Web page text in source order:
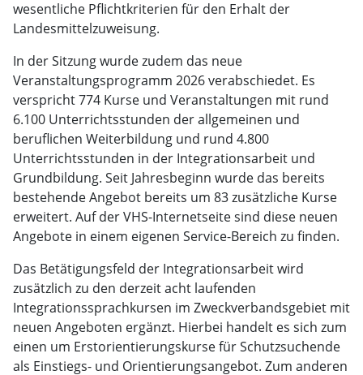
wesentliche Pflichtkriterien für den Erhalt der
Landesmittelzuweisung.
In der Sitzung wurde zudem das neue
Veranstaltungsprogramm 2026 verabschiedet. Es
verspricht 774 Kurse und Veranstaltungen mit rund
6.100 Unterrichtsstunden der allgemeinen und
beruflichen Weiterbildung und rund 4.800
Unterrichtsstunden in der Integrationsarbeit und
Grundbildung. Seit Jahresbeginn wurde das bereits
bestehende Angebot bereits um 83 zusätzliche Kurse
erweitert. Auf der VHS-Internetseite sind diese neuen
Angebote in einem eigenen Service-Bereich zu finden.
Das Betätigungsfeld der Integrationsarbeit wird
zusätzlich zu den derzeit acht laufenden
Integrationssprachkursen im Zweckverbandsgebiet mit
neuen Angeboten ergänzt. Hierbei handelt es sich zum
einen um Erstorientierungskurse für Schutzsuchende
als Einstiegs- und Orientierungsangebot. Zum anderen